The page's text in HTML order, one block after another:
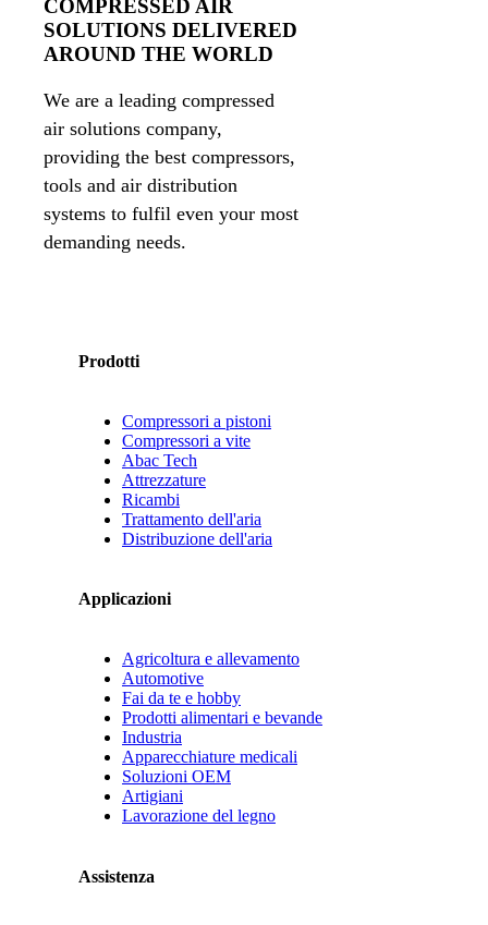
COMPRESSED AIR
SOLUTIONS DELIVERED
AROUND THE WORLD
We are a leading compressed
air solutions company,
providing the best compressors,
tools and air distribution
systems to fulfil even your most
demanding needs.
Prodotti
Compressori a pistoni
Compressori a vite
Abac Tech
Attrezzature
Ricambi
Trattamento dell'aria
Distribuzione dell'aria
Applicazioni
Agricoltura e allevamento
Automotive
Fai da te e hobby
Prodotti alimentari e bevande
Industria
Apparecchiature medicali
Soluzioni OEM
Artigiani
Lavorazione del legno
Assistenza